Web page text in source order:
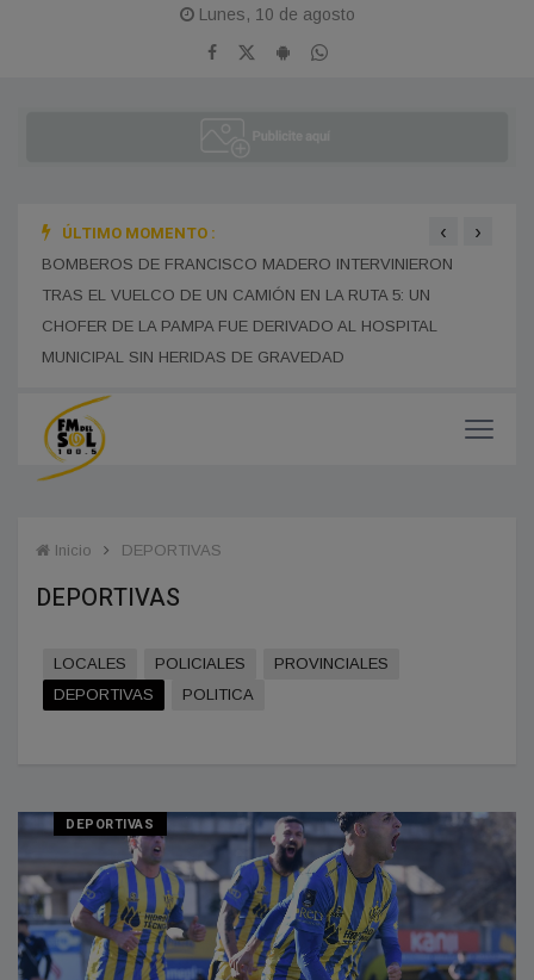
Lunes, 10 de agosto
ÚLTIMO MOMENTO :
BOMBEROS DE FRANCISCO MADERO INTERVINIERON
TRAS EL VUELCO DE UN CAMIÓN EN LA RUTA 5: UN
CHOFER DE LA PAMPA FUE DERIVADO AL HOSPITAL
MUNICIPAL SIN HERIDAS DE GRAVEDAD
‹ ›
Inicio DEPORTIVAS
DEPORTIVAS
LOCALES POLICIALES
PROVINCIALES
DEPORTIVAS
POLITICA
DEPORTIVAS